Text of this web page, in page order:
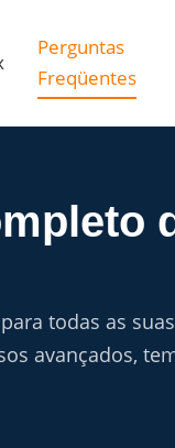
Perguntas
Freqüentes
todas as
avançados,